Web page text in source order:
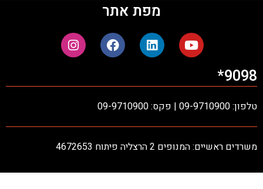
מפת אתר
9098*
טלפון: 09-9710900 | פקס: 09-9710900
משרדים ראשיים: המנופים 2 הרצליה פיתוח 4672653